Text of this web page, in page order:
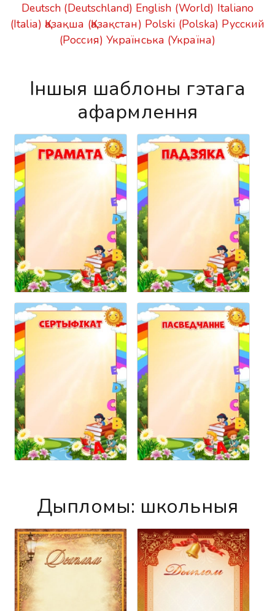
Deutsch (Deutschland) English (World) Italiano
(Italia) Қазақша (Қазақстан) Polski (Polska) Русский
(Россия) Українська (Україна)
Іншыя шаблоны гэтага
афармлення
Дыпломы: школьныя